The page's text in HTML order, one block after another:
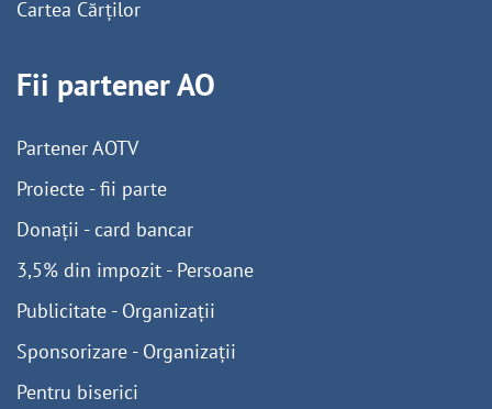
Cartea Cărților
Fii partener AO
Partener AOTV
Proiecte - fii parte
Donații - card bancar
3,5% din impozit - Persoane
Publicitate - Organizații
Sponsorizare - Organizații
Pentru biserici